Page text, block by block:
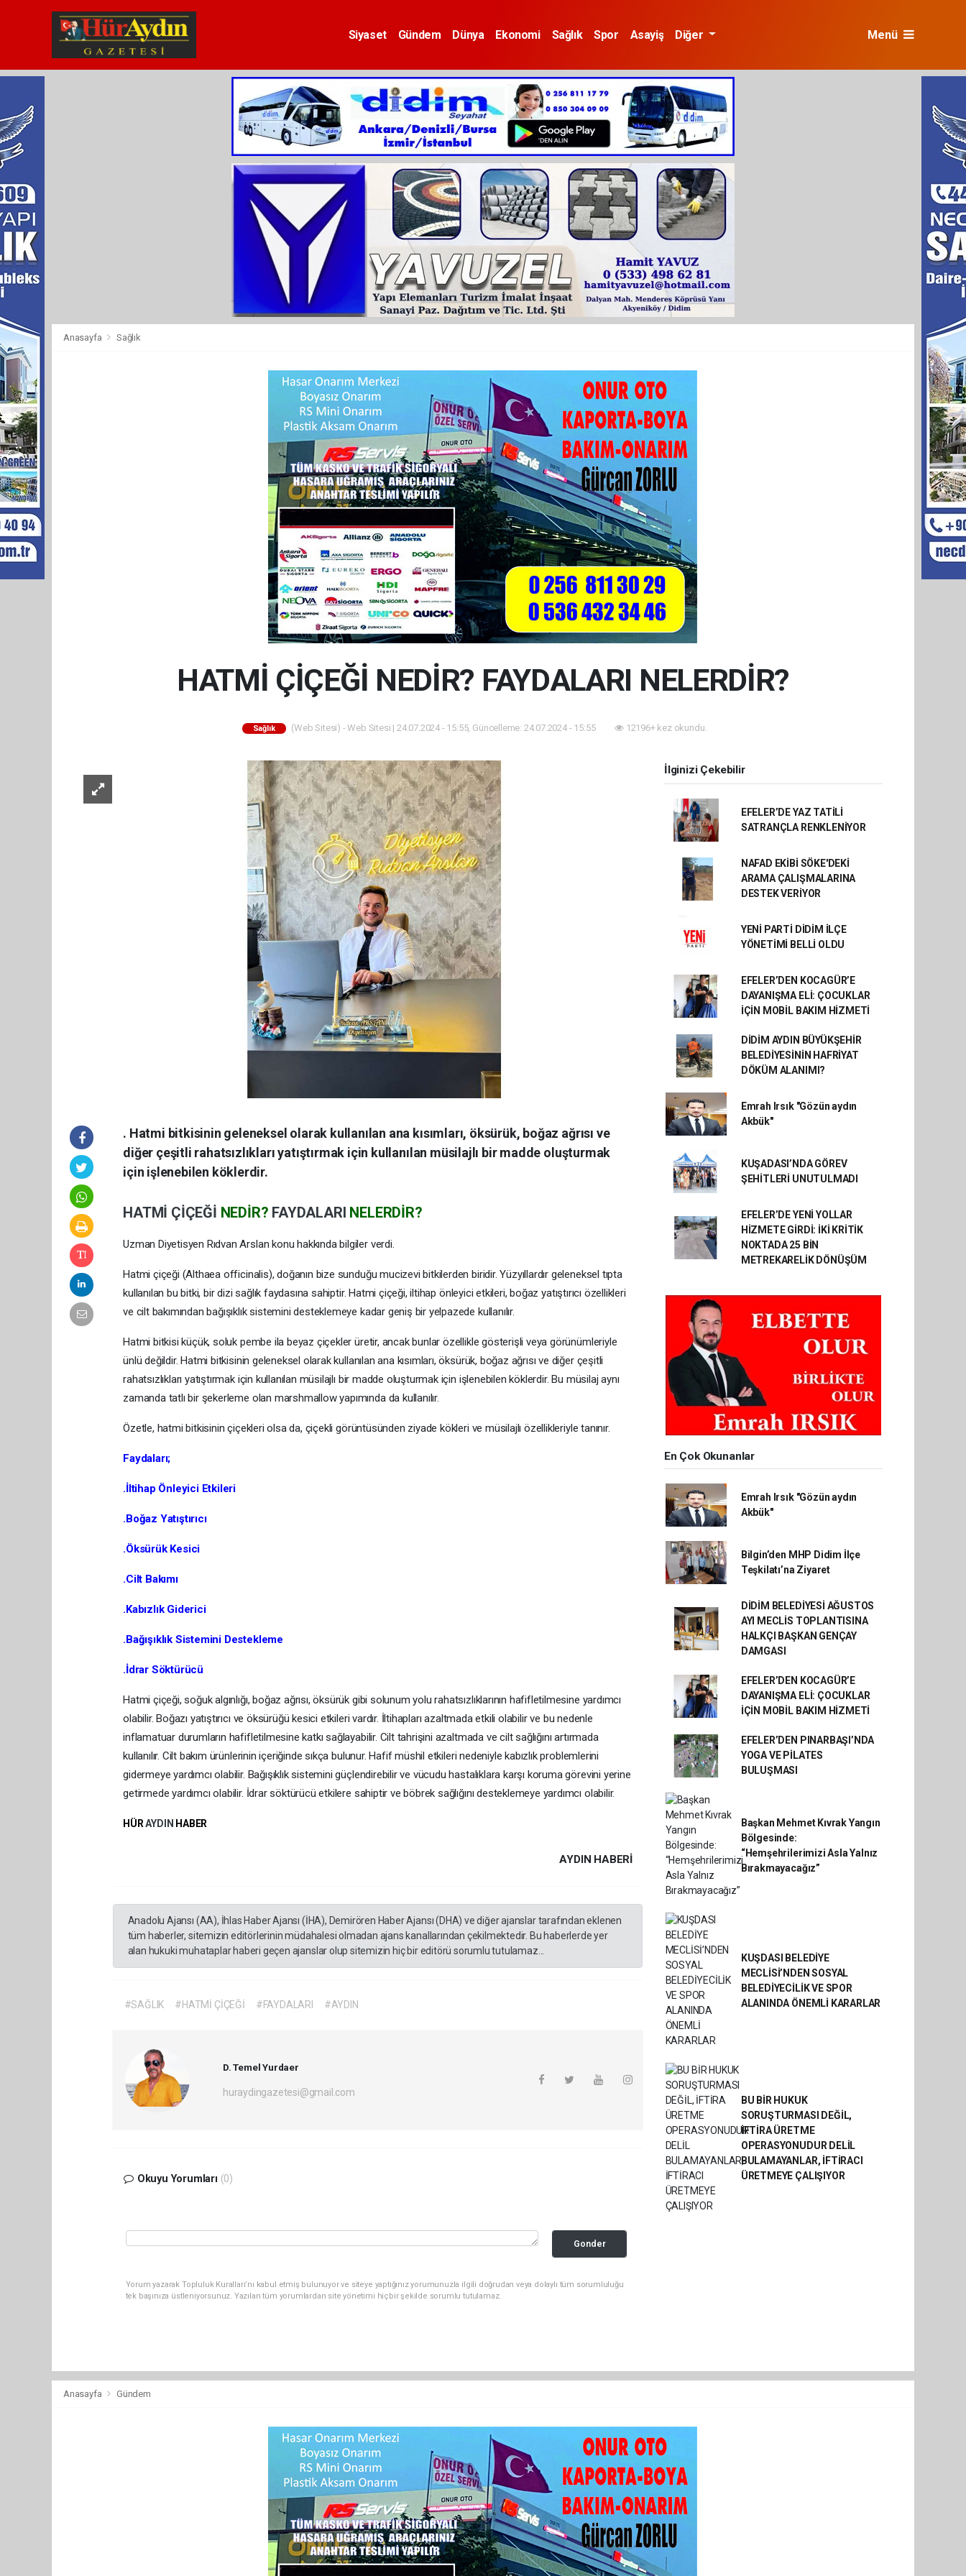
Siyaset Gündem Dünya Ekonomi Sağlık Spor Asayiş Diğer Menü
Anasayfa Sağlık
HATMİ ÇİÇEĞİ NEDİR? FAYDALARI NELERDİR?
Sağlık (Web Sitesi) - Web Sitesi | 24.07.2024 - 15:55, Güncelleme: 24.07.2024 - 15:55 12196+ kez okundu.
. Hatmi bitkisinin geleneksel olarak kullanılan ana kısımları, öksürük, boğaz ağrısı ve
diğer çeşitli rahatsızlıkları yatıştırmak için kullanılan müsilajlı bir madde oluşturmak
için işlenebilen köklerdir.
HATMİ ÇİÇEĞİ NEDİR? FAYDALARI NELERDİR?
Uzman Diyetisyen Rıdvan Arslan konu hakkında bilgiler verdi.
Hatmi çiçeği (Althaea officinalis), doğanın bize sunduğu mucizevi bitkilerden biridir. Yüzyıllardır geleneksel tıpta
kullanılan bu bitki, bir dizi sağlık faydasına sahiptir. Hatmi çiçeği, iltihap önleyici etkileri, boğaz yatıştırıcı özellikleri
ve cilt bakımından bağışıklık sistemini desteklemeye kadar geniş bir yelpazede kullanılır.
Hatmi bitkisi küçük, soluk pembe ila beyaz çiçekler üretir, ancak bunlar özellikle gösterişli veya görünümleriyle
ünlü değildir. Hatmi bitkisinin geleneksel olarak kullanılan ana kısımları, öksürük, boğaz ağrısı ve diğer çeşitli
rahatsızlıkları yatıştırmak için kullanılan müsilajlı bir madde oluşturmak için işlenebilen köklerdir. Bu müsilaj aynı
zamanda tatlı bir şekerleme olan marshmallow yapımında da kullanılır.
Özetle, hatmi bitkisinin çiçekleri olsa da, çiçekli görüntüsünden ziyade kökleri ve müsilajlı özellikleriyle tanınır.
Faydaları;
.İltihap Önleyici Etkileri
.Boğaz Yatıştırıcı
.Öksürük Kesici
.Cilt Bakımı
.Kabızlık Giderici
.Bağışıklık Sistemini Destekleme
.İdrar Söktürücü
Hatmi çiçeği, soğuk algınlığı, boğaz ağrısı, öksürük gibi solunum yolu rahatsızlıklarının hafifletilmesine yardımcı
olabilir. Boğazı yatıştırıcı ve öksürüğü kesici etkileri vardır. İltihapları azaltmada etkili olabilir ve bu nedenle
inflamatuar durumların hafifletilmesine katkı sağlayabilir. Cilt tahrişini azaltmada ve cilt sağlığını artırmada
kullanılır. Cilt bakım ürünlerinin içeriğinde sıkça bulunur. Hafif müshil etkileri nedeniyle kabızlık problemlerini
gidermeye yardımcı olabilir. Bağışıklık sistemini güçlendirebilir ve vücudu hastalıklara karşı koruma görevini yerine
getirmede yardımcı olabilir. İdrar söktürücü etkilere sahiptir ve böbrek sağlığını desteklemeye yardımcı olabilir.
HÜRAYDIN HABER
AYDIN HABERİ
Anadolu Ajansı (AA), İhlas Haber Ajansı (İHA), Demirören Haber Ajansı (DHA) ve diğer ajanslar tarafından eklenen
tüm haberler, sitemizin editörlerinin müdahalesi olmadan ajans kanallarından çekilmektedir. Bu haberlerde yer
alan hukuki muhataplar haberi geçen ajanslar olup sitemizin hiç bir editörü sorumlu tutulamaz...
#SAĞLIK #HATMİ ÇİÇEĞİ #FAYDALARI #AYDIN
D. Temel Yurdaer
huraydingazetesi@gmail.com
Okuyu Yorumları (0)
Gonder
Yorum yazarak Topluluk Kuralları’nı kabul etmiş bulunuyor ve siteye yaptığınız yorumunuzla ilgili doğrudan veya dolaylı tüm sorumluluğu
tek başınıza üstleniyorsunuz. Yazılan tüm yorumlardan site yönetimi hiçbir şekilde sorumlu tutulamaz.
İlginizi Çekebilir
EFELER’DE YAZ TATİLİ
SATRANÇLA RENKLENİYOR
NAFAD EKİBİ SÖKE'DEKİ
ARAMA ÇALIŞMALARINA
DESTEK VERİYOR
YENİ PARTİ DİDİM İLÇE
YÖNETİMİ BELLİ OLDU
EFELER’DEN KOCAGÜR’E
DAYANIŞMA ELİ: ÇOCUKLAR
İÇİN MOBİL BAKIM HİZMETİ
DİDİM AYDIN BÜYÜKŞEHİR
BELEDİYESİNİN HAFRİYAT
DÖKÜM ALANIMI?
Emrah Irsık "Gözün aydın
Akbük"
KUŞADASI’NDA GÖREV
ŞEHİTLERİ UNUTULMADI
EFELER’DE YENİ YOLLAR
HİZMETE GİRDİ: İKİ KRİTİK
NOKTADA 25 BİN
METREKARELİK DÖNÜŞÜM
En Çok Okunanlar
Emrah Irsık "Gözün aydın
Akbük"
Bilgin’den MHP Didim İlçe
Teşkilatı’na Ziyaret
DİDİM BELEDİYESİ AĞUSTOS
AYI MECLİS TOPLANTISINA
HALKÇI BAŞKAN GENÇAY
DAMGASI
EFELER’DEN KOCAGÜR’E
DAYANIŞMA ELİ: ÇOCUKLAR
İÇİN MOBİL BAKIM HİZMETİ
EFELER’DEN PINARBAŞI’NDA
YOGA VE PİLATES
BULUŞMASI
Başkan Mehmet Kıvrak Yangın
Bölgesinde:
“Hemşehrilerimizi Asla Yalnız
Bırakmayacağız”
KUŞDASI BELEDİYE
MECLİSİ’NDEN SOSYAL
BELEDİYECİLİK VE SPOR
ALANINDA ÖNEMLİ KARARLAR
BU BİR HUKUK
SORUŞTURMASI DEĞİL,
İFTİRA ÜRETME
OPERASYONUDUR DELİL
BULAMAYANLAR, İFTİRACI
ÜRETMEYE ÇALIŞIYOR
Anasayfa Gündem